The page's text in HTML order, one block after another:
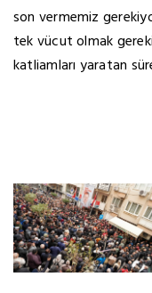
son vermemiz
tek vücut olmak
katliamları yaratan